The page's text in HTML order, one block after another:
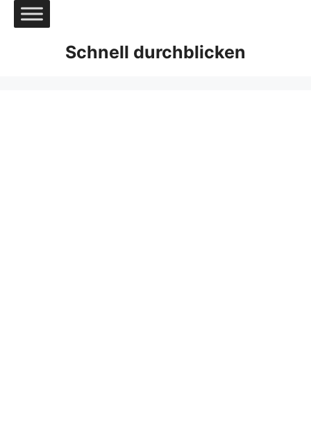
Zum
Inhalt
Schnell durchblicken